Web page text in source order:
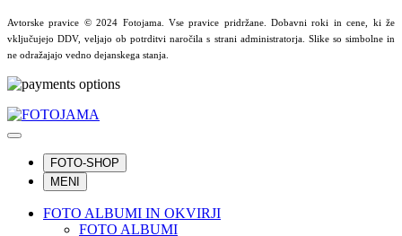
Avtorske pravice © 2024 Fotojama. Vse pravice pridržane. Dobavni roki in cene, ki že
vključujejo DDV, veljajo ob potrditvi naročila s strani administratorja. Slike so simbolne in
ne odražajajo vedno dejanskega stanja.
FOTO-SHOP
MENI
FOTO ALBUMI IN OKVIRJI
FOTO ALBUMI